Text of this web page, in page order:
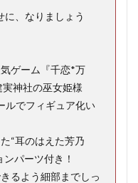
に、なりましょう
ゲーム『千恋*万
神社の巫女姫様
ルでフィギュア化い
“耳のはえた芳乃
パーツ付き！
るよう細部までしっ